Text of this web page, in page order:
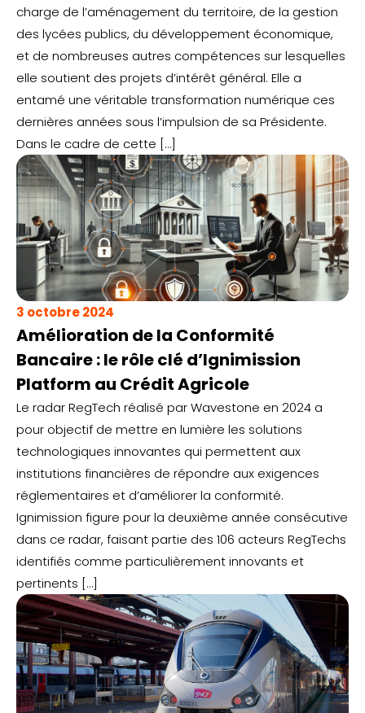
charge de l’aménagement du territoire, de la gestion
des lycées publics, du développement économique,
et de nombreuses autres compétences sur lesquelles
elle soutient des projets d’intérêt général. Elle a
entamé une véritable transformation numérique ces
dernières années sous l’impulsion de sa Présidente.
Dans le cadre de cette […]
3 octobre 2024
Amélioration de la Conformité
Bancaire : le rôle clé d’Ignimission
Platform au Crédit Agricole
Le radar RegTech réalisé par Wavestone en 2024 a
pour objectif de mettre en lumière les solutions
technologiques innovantes qui permettent aux
institutions financières de répondre aux exigences
réglementaires et d’améliorer la conformité.
Ignimission figure pour la deuxième année consécutive
dans ce radar, faisant partie des 106 acteurs RegTechs
identifiés comme particulièrement innovants et
pertinents […]